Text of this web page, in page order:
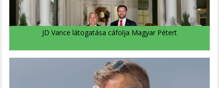
JD Vance látogatása cáfolja Magyar Pétert